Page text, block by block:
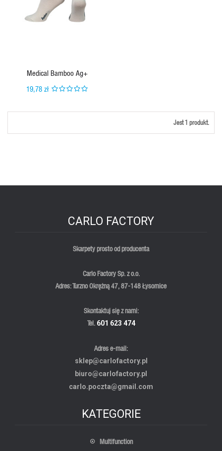
Medical Bamboo Ag+
19,78 zł
Jest 1 produkt.
CARLO FACTORY
Skarpety prosto od producenta
Carlo Factory Sp. z o.o.
Adres: Turzno Okrężną 47, 87-148 Łysomice
Skontaktuj się z nami:
Tel. 601 623 474
Adres e-mail:
sklep@carlofactory.pl
biuro@carlofactory.pl
carlo.poczta@gmail.com
KATEGORIE
Multifunction